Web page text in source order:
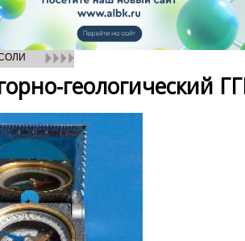
геологический